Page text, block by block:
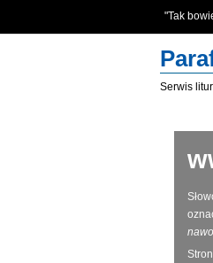
"Tak
Serwis